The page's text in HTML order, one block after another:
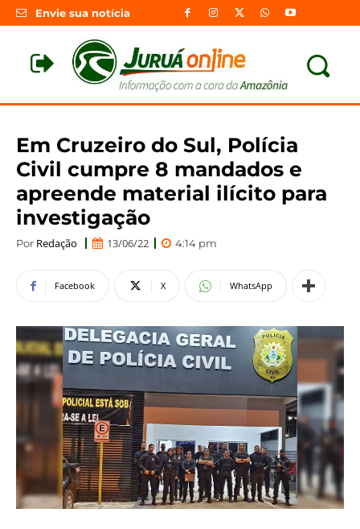
Envie sua notícia
Em Cruzeiro do Sul, Polícia
Civil cumpre 8 mandados e
apreende material ilícito para
investigação
Por Redação 13/06/22 4:14 pm
Facebook X WhatsApp